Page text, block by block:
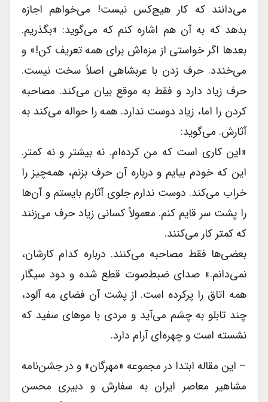
می‌دانند که کار هیچ‌کس نیست! می‌خواهم اجازه
بدهد که به آن هم اشاره کنم که می‌گوید: «بگذریم.
بعدها اگر خواستى از مزه‌اش براى همه تعریف کن!» و
می‌خندد. حرف زدن با عربشاهى اصلاً سخت نیست.
حرف زیاد دارد و فقط به موقع بیان می‌کند. مصاحبه
کردن را اما، زیاد دوست ندارد. همه را حواله می‌کند به
آثارش. می‌گوید:
«این کارى است که من کرده‌ام. نه بیشتر و نه کمتر.
این که خودم بیایم و درباره آن حرف بزنم، همه‌چیز را
خراب می‌کند. دوست ندارم جلوى آثارم بایستم و آن‌ها
را پشت سر قایم کنم. معمولاً کسانى زیاد حرف می‌زنند
که کمتر کار می‌کنند.
بعضی‌ها فقط مصاحبه می‌کنند. درباره کدام کارشان،
نمی‌دانم.» صداى ضبط‌صوت قطع شده و دود سیگار
همه اتاق را پرکرده است. از پشت آن فضاى مه آلود،
چند تابلو به چشم می‌آید و مردى با موهاى سفید که
نشسته است و چهره‌ای آرام دارد.
– این مقاله ابتدا در مجموعه «مهرگان» و در جشن‌نامه
مشاهیر معاصر ایران به سفارش و دبیری محسن